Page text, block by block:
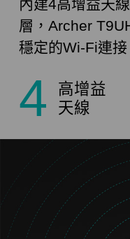
內建4高增益天
層，Archer
穩定的Wi-Fi連接
4高增益
天線